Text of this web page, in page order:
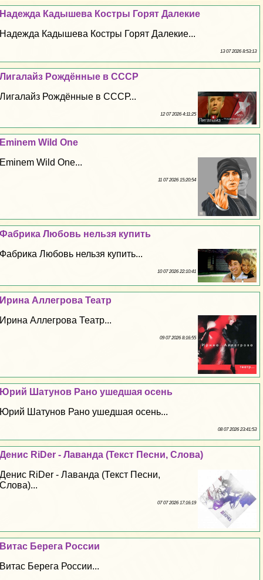
Надежда Кадышева Костры Горят Далекие
Надежда Кадышева Костры Горят Далекие...
13 07 2026 8:53:13
Лигалайз Рождённые в СССР
Лигалайз Рождённые в СССР...
12 07 2026 4:11:25
Eminem Wild One
Eminem Wild One...
11 07 2026 15:20:54
Фабрика Любовь нельзя купить
Фабрика Любовь нельзя купить...
10 07 2026 22:10:41
Ирина Аллегрова Театр
Ирина Аллегрова Театр...
09 07 2026 8:16:55
Юрий Шатунов Рано ушедшая осень
Юрий Шатунов Рано ушедшая осень...
08 07 2026 23:41:53
Денис RiDer - Лаванда (Текст Песни, Слова)
Денис RiDer - Лаванда (Текст Песни,
Слова)...
07 07 2026 17:16:19
Витас Берега России
Витас Берега России...